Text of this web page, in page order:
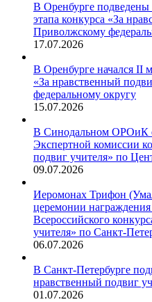
В Оренбурге
этапа конкурса «За
Приволжскому
17.07.2026
В Оренбурге начался II
«За нравственный
федеральному округу
15.07.2026
В Синодальном ОРОиК
Экспертной комиссии
подвиг учителя» по
09.07.2026
Иеромонах Трифон
церемонии
Всероссийского
учителя» по Санкт-
06.07.2026
В Санкт-Петербурге
нравственный подвиг
01.07.2026